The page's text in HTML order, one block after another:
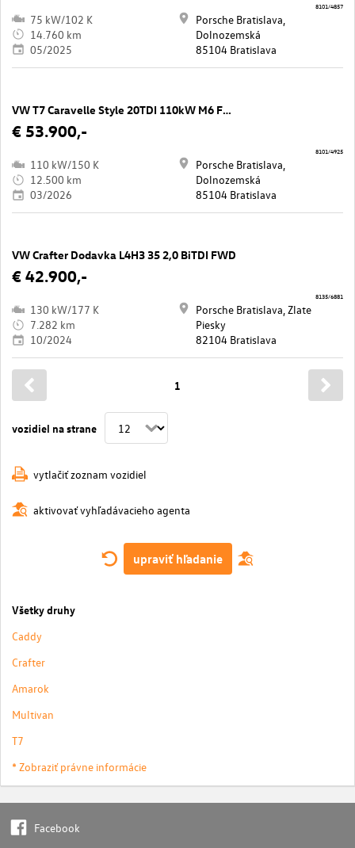
75 kW/102 K
14.760 km
05/2025
Porsche Bratislava,
Dolnozemská
85104 Bratislava
8101/4857
VW T7 Caravelle Style 20TDI 110kW M6 FWD LR
€ 53.900,-
110 kW/150 K
12.500 km
03/2026
Porsche Bratislava,
Dolnozemská
85104 Bratislava
8101/4925
VW Crafter Dodavka L4H3 35 2,0 BiTDI FWD
€ 42.900,-
130 kW/177 K
7.282 km
10/2024
Porsche Bratislava, Zlate
Piesky
82104 Bratislava
8135/6881
vozidiel na strane
1
vytlačiť zoznam vozidiel
aktivovať vyhľadávacieho agenta
upraviť hľadanie
Všetky druhy
Caddy
Crafter
Amarok
Multivan
T7
* Zobraziť právne informácie
Facebook